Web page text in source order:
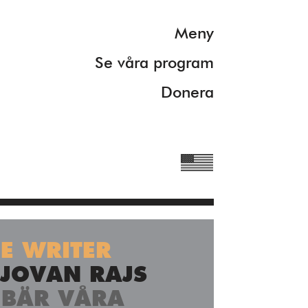
Meny
Se våra program
Donera
om våra
WRITER
RAJS
VÅRA